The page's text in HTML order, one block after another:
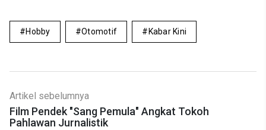
Hobby Otomotif Kabar Kini
Artikel sebelumnya
Film Pendek "Sang Pemula" Angkat Tokoh
Pahlawan Jurnalistik